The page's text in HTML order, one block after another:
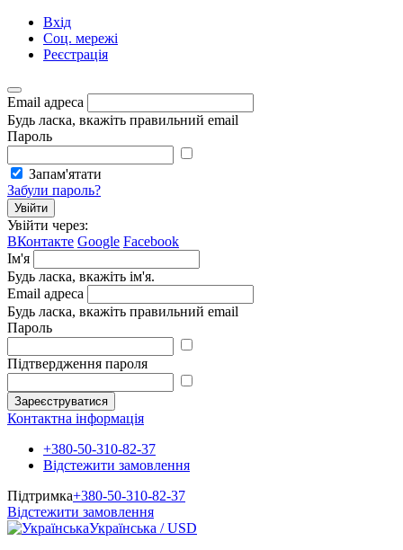
Вхід
Соц. мережі
Реєстрація
Email адреса
Будь ласка, вкажіть правильний email
Пароль
Запам'ятати
Забули пароль?
Увійти
Увійти через:
ВКонтакте Google Facebook
Ім'я
Будь ласка, вкажіть ім'я.
Email адреса
Будь ласка, вкажіть правильний email
Пароль
Підтвердження пароля
Зареєструватися
Контактна інформація
+380-50-310-82-37
Відстежити замовлення
Підтримка+380-50-310-82-37
Відстежити замовлення
Українська / USD